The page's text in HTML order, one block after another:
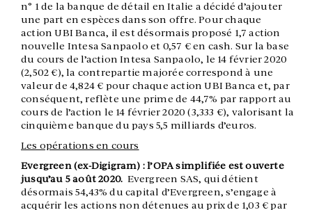
n° 1 de la banque de détail en Italie a décidé d’ajouter
une part en espèces dans son offre. Pour chaque
action UBI Banca, il est désormais proposé 1,7 action
nouvelle Intesa Sanpaolo et 0,57 € en cash. Sur la base
du cours de l’action Intesa Sanpaolo, le 14 février 2020
(2,502 €), la contrepartie majorée correspond à une
valeur de 4,824 € pour chaque action UBI Banca et, par
conséquent, reflète une prime de 44,7% par rapport au
cours de l’action le 14 février 2020 (3,333 €), valorisant la
cinquième banque du pays 5,5 milliards d’euros.
Les opérations en cours
Evergreen (ex-Digigram) : l’OPA simplifiée est ouverte
jusqu’au 5 août 2020. Evergreen SAS, qui détient
désormais 54,43% du capital d’Evergreen, s’engage à
acquérir les actions non détenues au prix de 1,03 € par